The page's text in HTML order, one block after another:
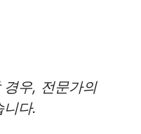
우, 전문가의
니다.